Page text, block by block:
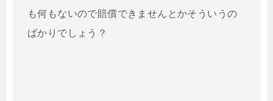
も何もないので賠償できませんとかそういうの
ばかりでしょう？